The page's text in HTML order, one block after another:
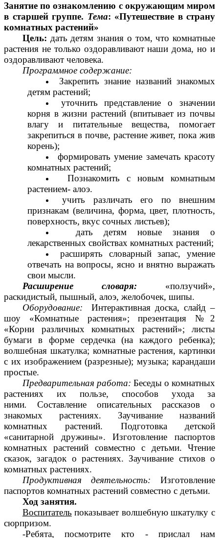
Занятие по ознакомлению с окружающим миром
в старшей группе. Тема: «Путешествие в страну
комнатных растений»
Цель: дать детям знания о том, что комнатные
растения не только оздоравливают наши дома, но и
оздоравливают человека.
Программное содержание:
Закрепить знание названий знакомых
детям растений;
уточнить представление о значении
корня в жизни растений (впитывает из почвы
влагу и питательные вещества, помогает
закрепиться в почве, растение живет, пока жив
корень);
формировать умение замечать красоту
комнатных растений;
Познакомить с новым комнатным
растением- алоэ.
учить различать его по внешним
признакам (величина, форма, цвет, плотность,
поверхность, вкус сочных листьев);
дать детям новые знания о
лекарственных свойствах комнатных растений;
расширять словарный запас, умение
отвечать на вопросы, ясно и внятно выражать
свои мысли.
Расширение словаря: «ползучий»,
раскидистый, пышный, алоэ, желобочек, шипы.
Оборудование: Интерактивная доска, слайд –
шоу «Комнатные растения»; презентация №2
«Корни различных комнатных растений»; листы
бумаги в форме сердечка (на каждого ребенка);
волшебная шкатулка; комнатные растения, картинки
с их изображением (разрезные); музыка; карандаши
простые.
Предварительная работа: Беседы о комнатных
растениях их пользе, способов ухода за
ними. Составление описательных рассказов о
знакомых растениях. Заучивание названий
комнатных растений. Подготовка детской
«санитарной дружины». Изготовление паспортов
комнатных растений совместно с детьми. Чтение
сказок, загадок о растениях. Заучивание стихов о
комнатных растениях.
Продуктивная деятельность: Изготовление
паспортов комнатных растений совместно с детьми.
Ход занятия.
Воспитатель показывает волшебную шкатулку с
сюрпризом.
-Ребята, посмотрите кто - прислал нам